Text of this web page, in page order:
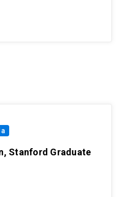
Stanford Graduate